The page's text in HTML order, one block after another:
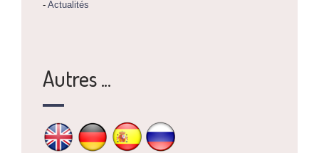
- Actualités
Autres ...